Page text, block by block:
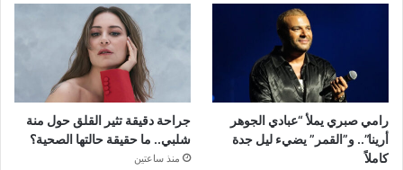
رامي صبري يملأ “عبادي الجوهر
أرينا”.. و”القمر” يضيء ليل جدة
كاملاً
جراحة دقيقة تثير القلق حول منة
شلبي.. ما حقيقة حالتها الصحية؟
منذ ساعتين